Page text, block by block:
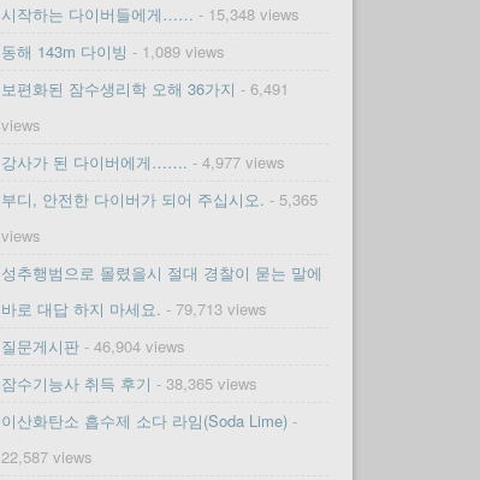
시작하는 다이버들에게…… - 15,348 views
동해 143m 다이빙 - 1,089 views
보편화된 잠수생리학 오해 36가지 - 6,491
views
강사가 된 다이버에게……. - 4,977 views
부디, 안전한 다이버가 되어 주십시오. - 5,365
views
성추행범으로 몰렸을시 절대 경찰이 묻는 말에
바로 대답 하지 마세요. - 79,713 views
질문게시판- 46,904 views
잠수기능사 취득 후기 - 38,365 views
이산화탄소 흡수제 소다 라임(Soda Lime)-
22,587 views